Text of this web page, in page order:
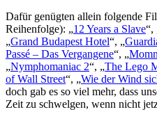
Dafür genügten allein folgende
Reihenfolge): „12 Years a Slave“,
„Grand Budapest Hotel“, „
Passé – Das Vergangene“, „
„Nymphomaniac 2“, „The Lego
of Wall Street“, „Wie der Wind
doch gab es so viel mehr, dass
Zeit zu schwelgen, wenn nicht